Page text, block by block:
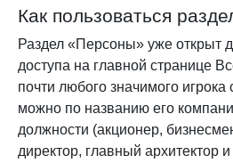
Как пользоваться
Раздел «Персоны» уже открыт
доступа на главной странице
почти любого значимого игрока
можно по названию его
должности (акционер,
директор, главный архитектор